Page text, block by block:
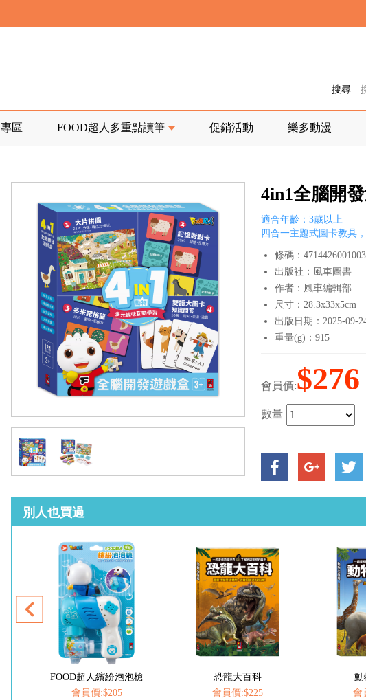
發票需附上回郵郵票
興建中!
搜尋
區 FOOD超人多重點讀筆 促銷活動 樂多動漫
4in1全腦開
適合年齡：3歲以上
四合一主題式圖卡教具
條碼：4714426001003
出版社：風車圖書
作者：風車編輯部
尺寸：28.3x33x5cm
出版日期：2025-09-
重量(g)：915
會員價:$276
數量
別人也買過
恐龍大百科
會員價:$225
動物大百科
會員價:$225
愛思考